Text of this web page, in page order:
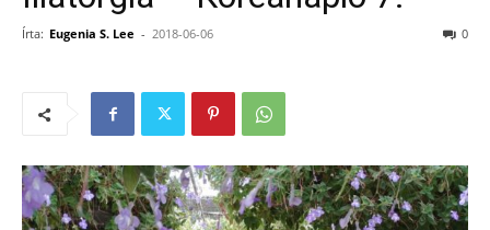
Írta: Eugenia S. Lee - 2018-06-06 0